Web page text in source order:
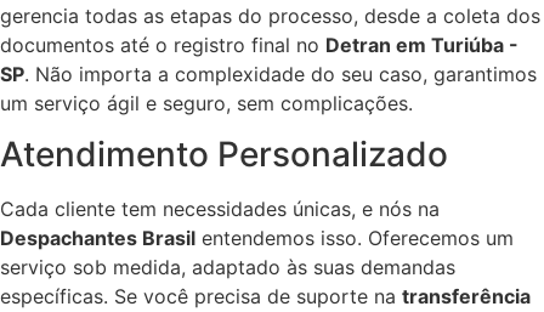
gerencia todas as etapas do processo, desde a coleta dos
documentos até o registro final no Detran em Turiúba -
SP. Não importa a complexidade do seu caso, garantimos
um serviço ágil e seguro, sem complicações.
Atendimento Personalizado
Cada cliente tem necessidades únicas, e nós na
Despachantes Brasil entendemos isso. Oferecemos um
serviço sob medida, adaptado às suas demandas
específicas. Se você precisa de suporte na transferência